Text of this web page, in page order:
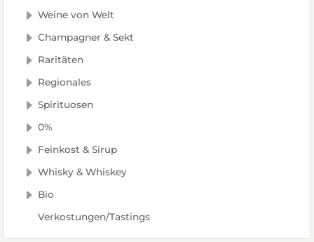
Weine von Welt
Champagner & Sekt
Raritäten
Regionales
Spirituosen
0%
Feinkost & Sirup
Whisky & Whiskey
Bio
Verkostungen/Tastings